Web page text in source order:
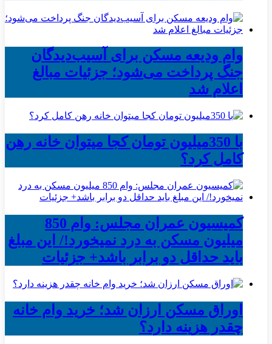
وام ودیعه مسکن برای آسیب‌دیدگان
جنگ پرداخت می‌شود؛ جزئیات مبالغ
اعلام شد
با 350میلیون تومان کجا میتوان خانه رهن
کامل کرد؟
کمیسیون عمران مجلس: وام 850
میلیون مسکن به درد نمیخورد!/ این مبلغ
باید حداقل دو برابر باشد+ جزئیات
اوراق مسکن ارزان شد؛ خرید وام خانه
چقدر هزینه دارد؟